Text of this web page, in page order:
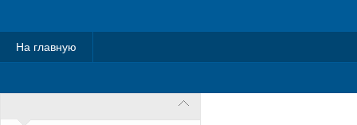
На главную